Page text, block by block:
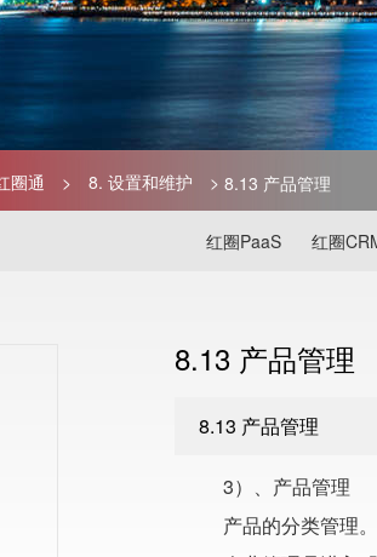
圈通 > 8. 设置和维护 > 8.13 产品管理
红圈PaaS 红圈
8.13 产品管理
8.13 产品管理
3）、产品管理
产品的分类管理